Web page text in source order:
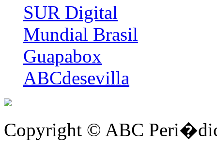
SUR Digital
Mundial Brasil
Guapabox
ABCdesevilla
Copyright © ABC